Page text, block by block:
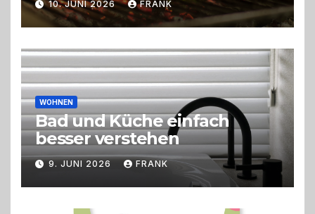
Trend zu Outdoor-Events,
Erlebnisgastronomie und
Live-Cooking
10. JUNI 2026 FRANK
WOHNEN
Bad und Küche einfach
besser verstehen
9. JUNI 2026 FRANK